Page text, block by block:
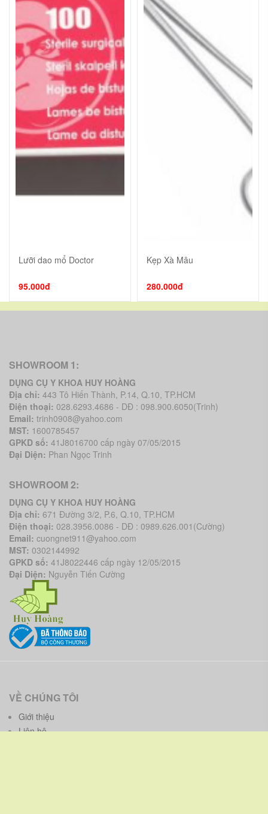
Lưỡi dao mổ Doctor
95.000đ
Kẹp Xà Mâu
280.000đ
SHOWROOM 1:
DỤNG CỤ Y KHOA HUY HOÀNG
Địa chỉ: 443 Tô Hiến Thành, P.14, Q.10, TP.HCM
Điện thoại: 028.6293.4686 - DĐ : 098.900.6050(Trinh)
Email: trinh0908@yahoo.com
MST: 1600785457
GPKD số: 41J8016700 cấp ngày 07/05/2015
Đại Diện: Phan Ngọc Trinh
SHOWROOM 2:
DỤNG CỤ Y KHOA HUY HOÀNG
Địa chỉ: 671 Đường 3/2, P.6, Q.10, TP.HCM
Điện thoại: 028.3956.0086 - DĐ : 0989.626.001(Cường)
Email: cuongnet911@yahoo.com
MST: 0302144992
GPKD số: 41J8022446 cấp ngày 12/05/2015
Đại Diện: Nguyễn Tiến Cường
VỀ CHÚNG TÔI
Giới thiệu
Liên hệ